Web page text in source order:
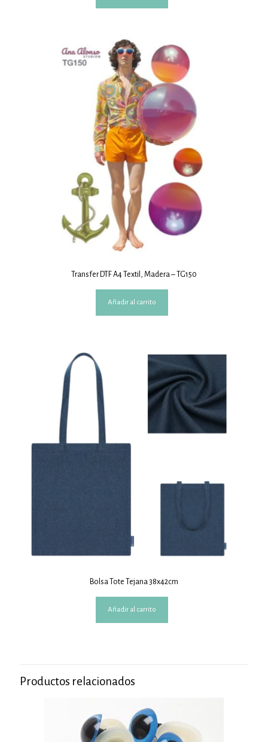
Transfer DTF A4 Textil, Madera – TG150
Añadir al carrito
Bolsa Tote Tejana 38x42cm
Añadir al carrito
Productos relacionados